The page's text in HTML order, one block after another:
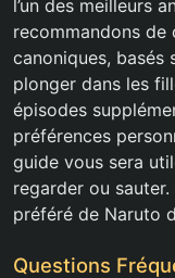
l’un des meilleurs
recommandons de
canoniques, basés
plonger dans les
épisodes
préférences
guide vous sera
regarder ou
préféré de Naruto
Questions